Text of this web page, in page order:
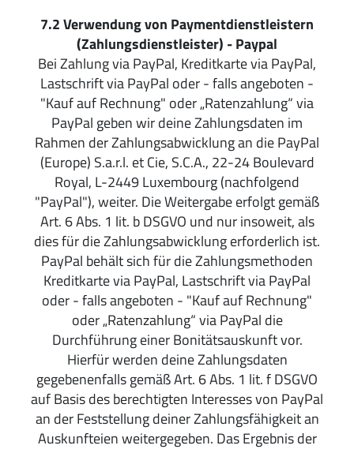
7.2Verwendung von Paymentdienstleistern
(Zahlungsdienstleister) - Paypal
Bei Zahlung via PayPal, Kreditkarte via PayPal,
Lastschrift via PayPal oder - falls angeboten -
"Kauf auf Rechnung" oder „Ratenzahlung“ via
PayPal geben wir deine Zahlungsdaten im
Rahmen der Zahlungsabwicklung an die PayPal
(Europe) S.a.r.l. et Cie, S.C.A., 22-24 Boulevard
Royal, L-2449 Luxembourg (nachfolgend
"PayPal"), weiter. Die Weitergabe erfolgt gemäß
Art. 6 Abs. 1 lit. b DSGVO und nur insoweit, als
dies für die Zahlungsabwicklung erforderlich ist.
PayPal behält sich für die Zahlungsmethoden
Kreditkarte via PayPal, Lastschrift via PayPal
oder - falls angeboten - "Kauf auf Rechnung"
oder „Ratenzahlung“ via PayPal die
Durchführung einer Bonitätsauskunft vor.
Hierfür werden deine Zahlungsdaten
gegebenenfalls gemäß Art. 6 Abs. 1 lit. f DSGVO
auf Basis des berechtigten Interesses von PayPal
an der Feststellung deiner Zahlungsfähigkeit an
Auskunfteien weitergegeben. Das Ergebnis der